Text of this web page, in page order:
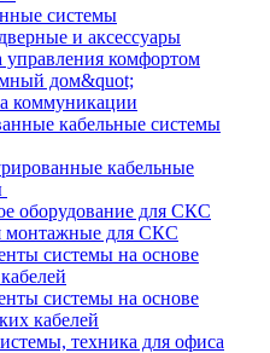
системы
и аксессуары
управления комфортом
дом&quot;
коммуникации
кабельные системы
кабельные
оборудование для СКС
монтажные для СКС
системы на основе
системы на основе
кабелей
техника для офиса